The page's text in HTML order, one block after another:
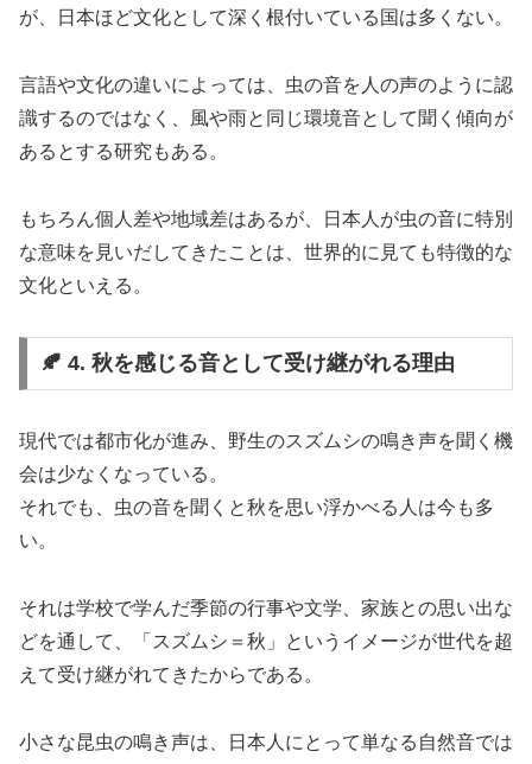
が、日本ほど文化として深く根付いている国は多くない。
言語や文化の違いによっては、虫の音を人の声のように認
識するのではなく、風や雨と同じ環境音として聞く傾向が
あるとする研究もある。
もちろん個人差や地域差はあるが、日本人が虫の音に特別
な意味を見いだしてきたことは、世界的に見ても特徴的な
文化といえる。
🍂 4. 秋を感じる音として受け継がれる理由
現代では都市化が進み、野生のスズムシの鳴き声を聞く機
会は少なくなっている。
それでも、虫の音を聞くと秋を思い浮かべる人は今も多
い。
それは学校で学んだ季節の行事や文学、家族との思い出な
どを通して、「スズムシ＝秋」というイメージが世代を超
えて受け継がれてきたからである。
小さな昆虫の鳴き声は、日本人にとって単なる自然音では